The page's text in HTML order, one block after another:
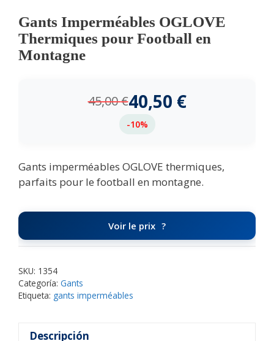
Gants Imperméables OGLOVE
Thermiques pour Football en
Montagne
45,00€40,50 €
-10%
Gants imperméables OGLOVE thermiques,
parfaits pour le football en montagne.
Voir le prix
SKU: 1354
Categoría: Gants
Etiqueta: gants imperméables
Descripción